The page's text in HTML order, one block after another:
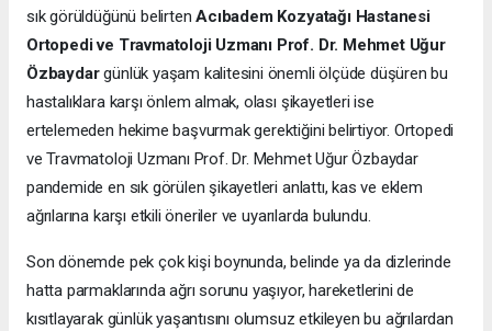
sık görüldüğünü belirtenAcıbadem Kozyatağı Hastanesi
Ortopedi ve Travmatoloji Uzmanı Prof. Dr. Mehmet Uğur
Özbaydargünlük yaşam kalitesini önemli ölçüde düşüren bu
hastalıklara karşı önlem almak, olası şikayetleri ise
ertelemeden hekime başvurmak gerektiğini belirtiyor. Ortopedi
ve Travmatoloji Uzmanı Prof. Dr. Mehmet Uğur Özbaydar
pandemide en sık görülen şikayetleri anlattı, kas ve eklem
ağrılarına karşı etkili öneriler ve uyarılarda bulundu.
Son dönemde pek çok kişi boynunda, belinde ya da dizlerinde
hatta parmaklarında ağrı sorunu yaşıyor, hareketlerini de
kısıtlayarak günlük yaşantısını olumsuz etkileyen bu ağrılardan